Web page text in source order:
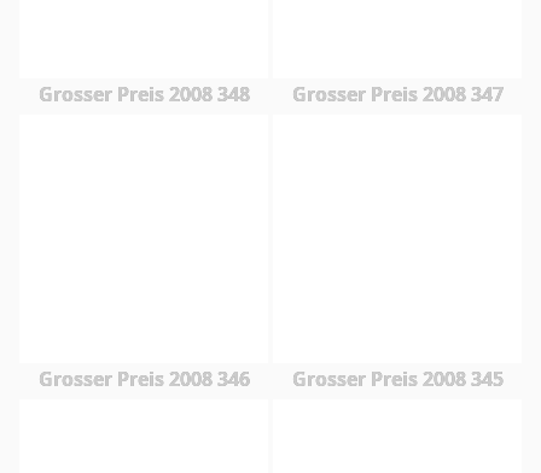
Grosser Preis 2008 348 Grosser Preis 2008 347
Grosser Preis 2008 346 Grosser Preis 2008 345